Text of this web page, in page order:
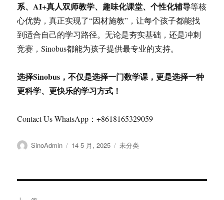
系、AI+真人双师教学、趣味化课堂、个性化辅导等核
心优势，真正实现了“因材施教”，让每个孩子都能找
到适合自己的学习路径。无论是夯实基础，还是冲刺
竞赛，Sinobus都能为孩子提供最专业的支持。
选择Sinobus，不仅是选择一门数学课，更是选择一种
更科学、更快乐的学习方式！
Contact Us WhatsApp：+8618165329059
作
SinoAdmin
发
14 5 月, 2025
分
未分类